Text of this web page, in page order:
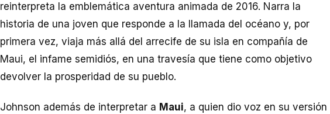
reinterpreta la emblemática aventura animada de 2016. Narra la
historia de una joven que responde a la llamada del océano y, por
primera vez, viaja más allá del arrecife de su isla en compañía de
Maui, el infame semidiós, en una travesía que tiene como objetivo
devolver la prosperidad de su pueblo.
Johnson además de interpretar a Maui, a quien dio voz en su versión